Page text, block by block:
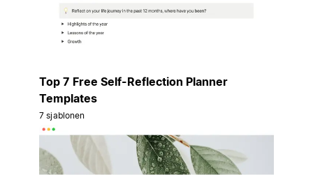
Top 7 Free Self-Reflection Planner
Templates
7 sjablonen